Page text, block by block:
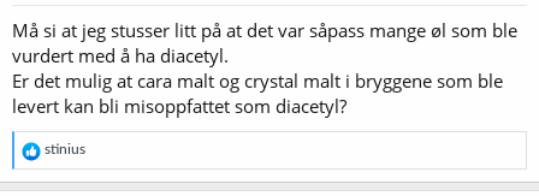
:
Må si at jeg stusser litt på at det var såpass mange øl som ble
vurdert med å ha diacetyl.
Er det mulig at cara malt og crystal malt i bryggene som ble
levert kan bli misoppfattet som diacetyl?
R
e
a
stinius